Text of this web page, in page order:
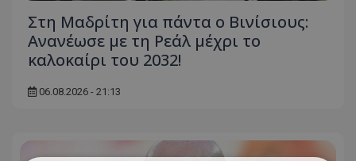
Στη Μαδρίτη για πάντα ο Βινίσιους:
Ανανέωσε με τη Ρεάλ μέχρι το
καλοκαίρι του 2032!
06.08.2026 - 21:13